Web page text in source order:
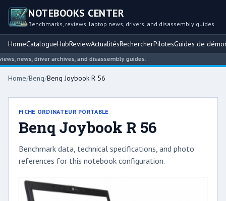
NOTEBOOKS CENTER
Benchmarks, reviews, laptop news, drivers, and disassembly guides
HomeCatalogueHubReviewActualitésRechercherPilotesGuides de
news, driver archives, and disassembly guides.
Home/Benq/Benq Joybook R 56
FICHE ORDINATEUR PORTABLE
Benq Joybook R 56
Benchmark data, technical specifications, and photo
references for this notebook configuration.